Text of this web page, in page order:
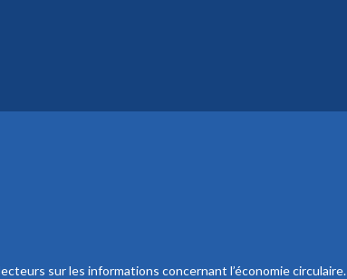
sur les informations concernant l’économie circulaire.